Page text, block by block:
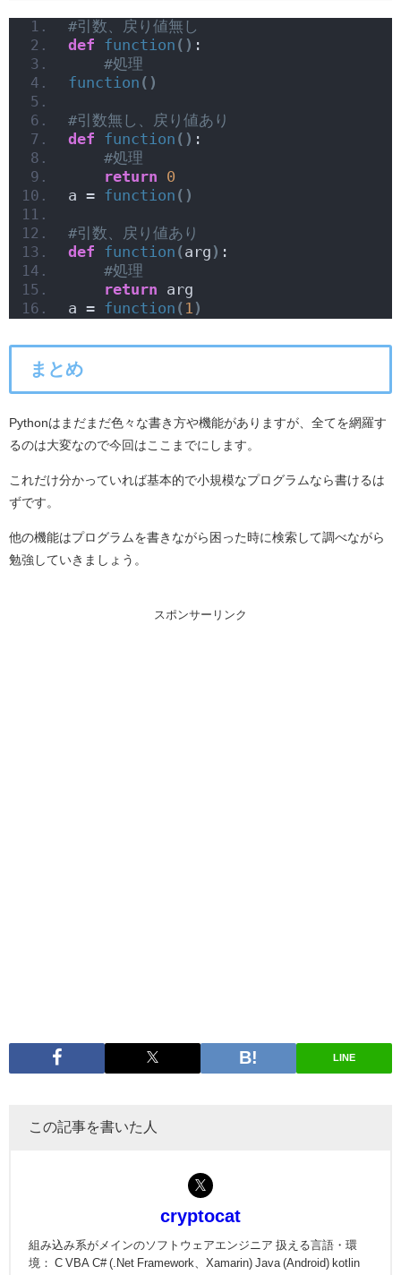
#引数、戻り値無し
def function () :
#処理
function ()
#引数無し、戻り値あり
def function () :
#処理
return 0
a = function ()
#引数、戻り値あり
def function (arg ) :
#処理
return arg
a = function ( 1 )
まとめ
Pythonはまだまだ色々な書き方や機能がありますが、全てを網羅す
るのは大変なので今回はここまでにします。
これだけ分かっていれば基本的で小規模なプログラムなら書けるは
ずです。
他の機能はプログラムを書きながら困った時に検索して調べながら
勉強していきましょう。
スポンサーリンク
LINE
この記事を書いた人
cryptocat
組み込み系がメインのソフトウェアエンジニア 扱える言語・環
境： C VBA C# (.Net Framework、Xamarin) Java (Android) kotlin